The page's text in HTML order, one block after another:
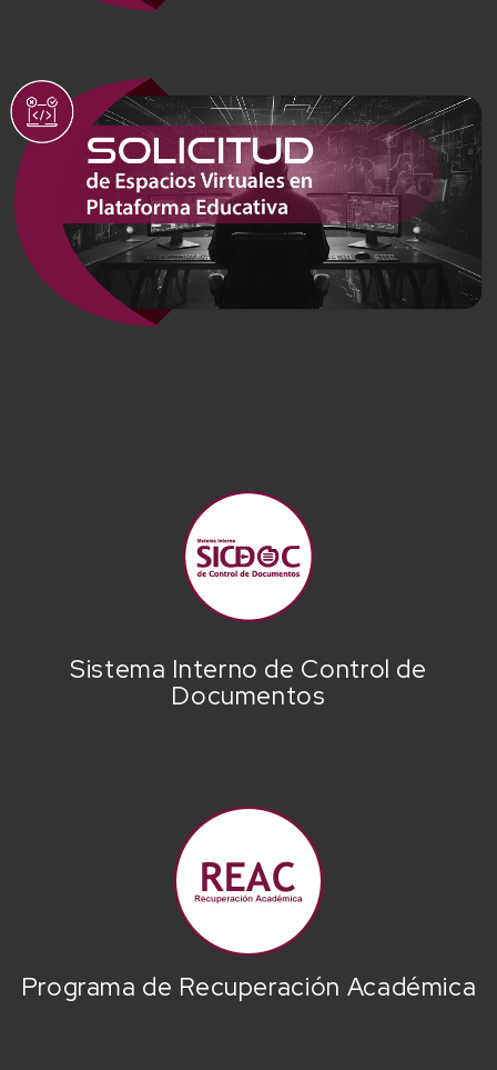
Sistema Interno de Control de
Documentos
Programa de Recuperación Académica